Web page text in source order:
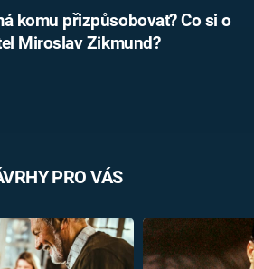
komu přizpůsobovat? Co si o
Miroslav Zikmund?
PRO VÁS